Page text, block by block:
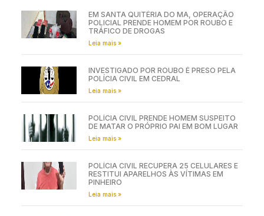
EM SANTA QUITÉRIA DO MA, OPERAÇÃO
POLICIAL PRENDE HOMEM POR ROUBO E
TRÁFICO DE DROGAS
Leia mais »
INVESTIGADO POR ROUBO É PRESO PELA
POLÍCIA CIVIL EM CEDRAL
Leia mais »
POLÍCIA CIVIL PRENDE HOMEM SUSPEITO
DE MATAR O PRÓPRIO PAI EM BOM LUGAR
Leia mais »
POLÍCIA CIVIL RECUPERA 25 CELULARES E
RESTITUI APARELHOS ÀS VÍTIMAS EM
PINHEIRO
Leia mais »